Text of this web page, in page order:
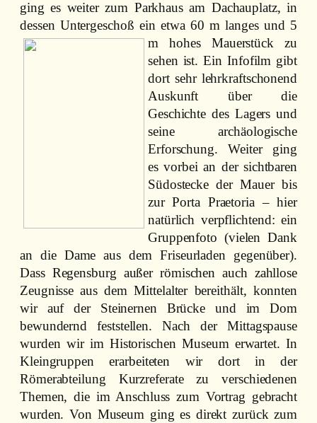
ging es weiter zum Parkhaus am Dachauplatz, in
dessen Untergeschoß ein etwa 60m langes und 5
m hohes Mauerstück zu
sehen ist. Ein Infofilm gibt
dort sehr lehrkraftschonend
Auskunft über die
Geschichte des Lagers und
seine archäologische
Erforschung. Weiter ging
es vorbei an der sichtbaren
Südostecke der Mauer bis
zur Porta Praetoria – hier
natürlich verpflichtend: ein
Gruppenfoto (vielen Dank
an die Dame aus dem Friseurladen gegenüber).
Dass Regensburg außer römischen auch zahllose
Zeugnisse aus dem Mittelalter bereithält, konnten
wir auf der Steinernen Brücke und im Dom
bewundernd feststellen. Nach der Mittagspause
wurden wir im Historischen Museum erwartet. In
Kleingruppen erarbeiteten wir dort in der
Römerabteilung Kurzreferate zu verschiedenen
Themen, die im Anschluss zum Vortrag gebracht
wurden. Von Museum ging es direkt zurück zum